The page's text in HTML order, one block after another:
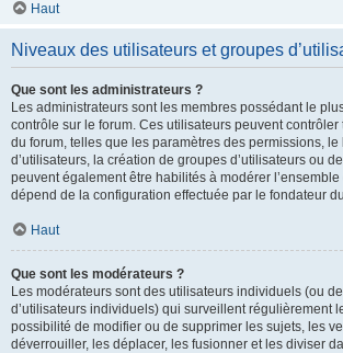
Haut
Niveaux des utilisateurs et groupes
Que sont les administrateurs ?
Les administrateurs sont les membres possédant le
contrôle sur le forum. Ces utilisateurs peuvent
du forum, telles que les paramètres des permissions,
d’utilisateurs, la création de groupes d’utilisateurs ou
peuvent également être habilités à modérer l’ensemble
dépend de la configuration effectuée par le fondateur
Haut
Que sont les modérateurs ?
Les modérateurs sont des utilisateurs individuels (ou
d’utilisateurs individuels) qui surveillent régulièrement
possibilité de modifier ou de supprimer les sujets, les
déverrouiller, les déplacer, les fusionner et les diviser